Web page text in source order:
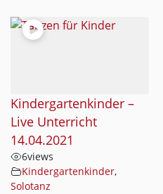
Kindergartenkinder –
Live Unterricht
14.04.2021
6views
Kindergartenkinder,
Solotanz